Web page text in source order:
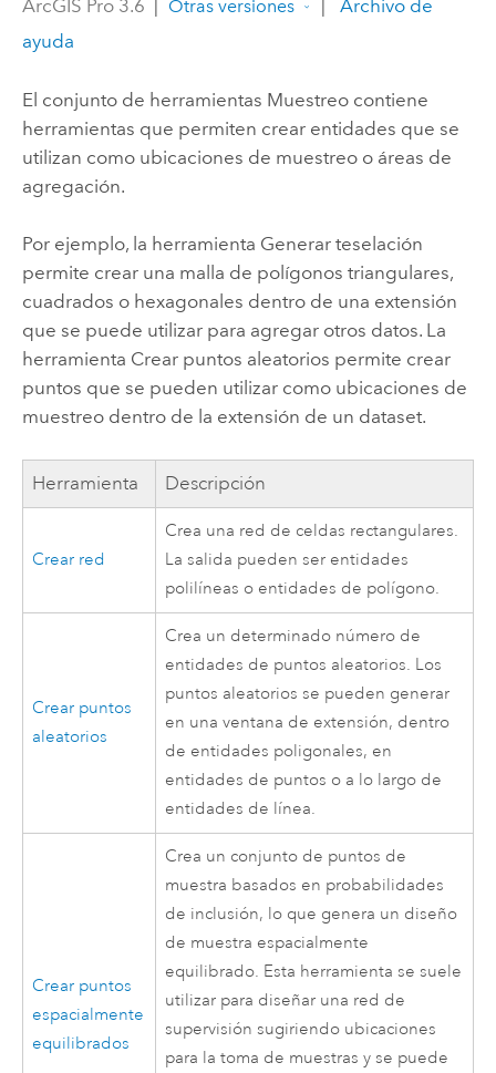
ArcGIS Pro 3.6 Otras versiones
Archivo de
ayuda
El conjunto de herramientas Muestreo contiene
herramientas que permiten crear entidades que se
utilizan como ubicaciones de muestreo o áreas de
agregación.
Por ejemplo, la herramienta Generar teselación
permite crear una malla de polígonos triangulares,
cuadrados o hexagonales dentro de una extensión
que se puede utilizar para agregar otros datos. La
herramienta Crear puntos aleatorios permite crear
puntos que se pueden utilizar como ubicaciones de
muestreo dentro de la extensión de un dataset.
Herramienta Descripción
Crear red
Crea una red de celdas rectangulares.
La salida pueden ser entidades
polilíneas o entidades de polígono.
Crear puntos
aleatorios
Crea un determinado número de
entidades de puntos aleatorios. Los
puntos aleatorios se pueden generar
en una ventana de extensión, dentro
de entidades poligonales, en
entidades de puntos o a lo largo de
entidades de línea.
Crear puntos
espacialmente
equilibrados
Crea un conjunto de puntos de
muestra basados en probabilidades
de inclusión, lo que genera un diseño
de muestra espacialmente
equilibrado. Esta herramienta se suele
utilizar para diseñar una red de
supervisión sugiriendo ubicaciones
para la toma de muestras y se puede